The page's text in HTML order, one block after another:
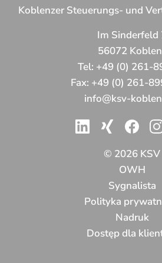
Koblenzer Steuerungs- und
Im Sinderfeld
56072
Tel: +49 (0) 261-
Fax: +49 (0) 261-
info@ksv-
© 2026 KSV
OWH
Sygnalista
Polityka
Nadruk
Dostęp dla